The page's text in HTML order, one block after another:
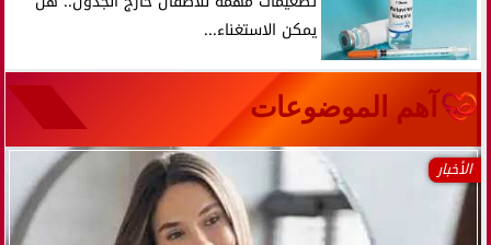
يمكن الاستغناء...
آهم الموضوعات
الأخبار